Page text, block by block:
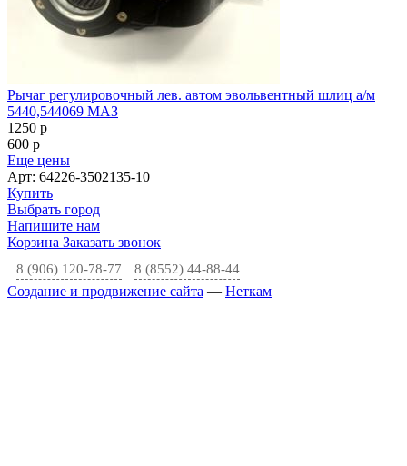
Рычаг регулировочный лев. автом эвольвентный шлиц а/м
5440,544069 МАЗ
1250 p
600 p
Еще цены
Арт: 64226-3502135-10
Купить
Выбрать город
Напишите нам
Корзина Заказать звонок
8 (906) 120-78-77 8 (8552) 44-88-44
Создание и продвижение сайта — Неткам